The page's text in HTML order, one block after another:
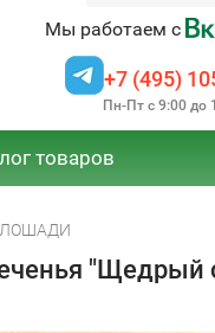
Мы работаем с
+7 (495)
Пн-Пт с 9:00 до
товаров
ЛОШАДИ
"Щедрый